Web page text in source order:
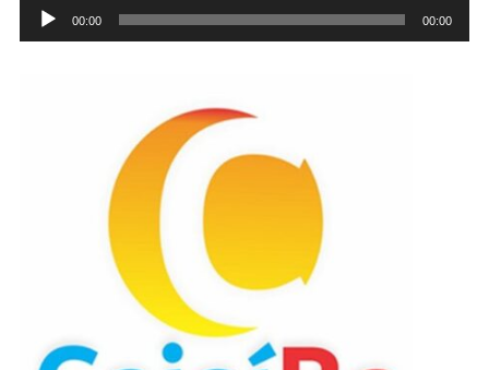
Tocador
00:00 00:00